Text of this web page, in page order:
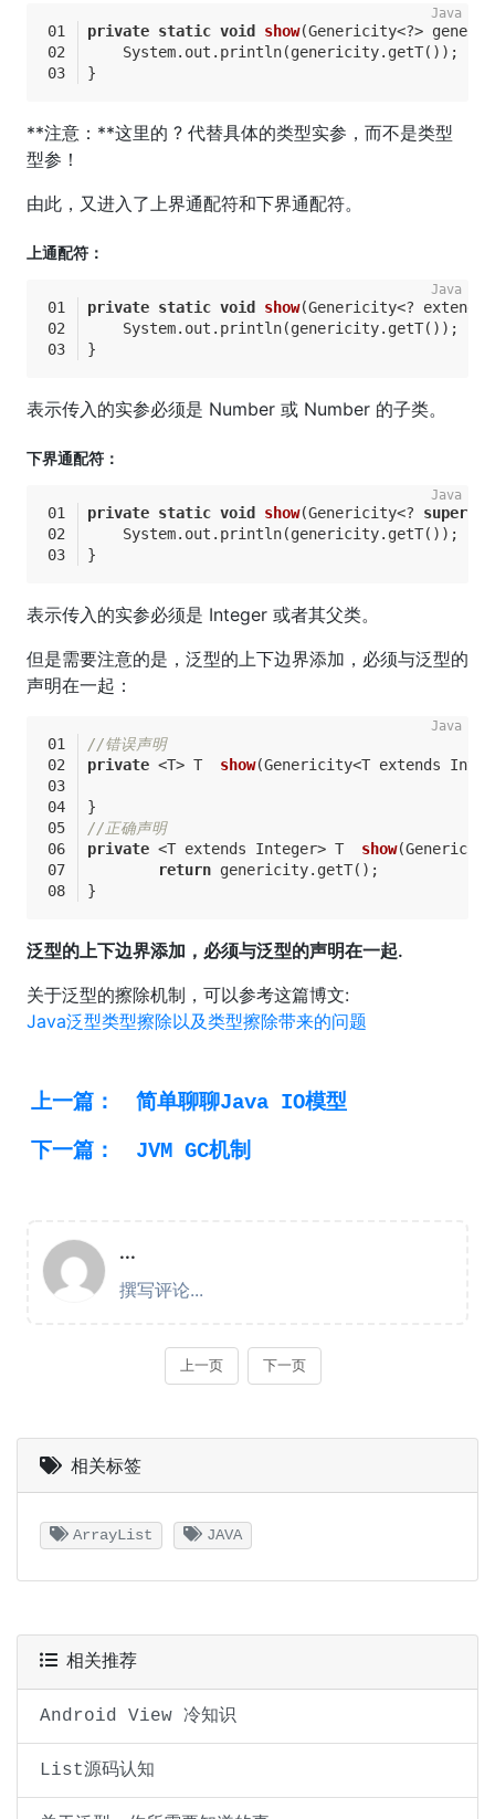
private static void show(Genericity<?>
    System.out.println(genericity.getT());
}
**注意：**这里的 ? 代替具体的类型实参，而不是类型
型参！
由此，又进入了上界通配符和下界通配符。
上通配符：
private static void show(Genericity<? extends
    System.out.println(genericity.getT());
}
表示传入的实参必须是 Number 或 Number 的子类。
下界通配符：
private static void show(Genericity<? super
    System.out.println(genericity.getT());
}
表示传入的实参必须是 Integer 或者其父类。
但是需要注意的是，泛型的上下边界添加，必须与泛型的
声明在一起：
//错误声明
private <T> T show(Genericity<T extends
}
//正确声明
private <T extends Integer> T show
return genericity.getT();
}
泛型的上下边界添加，必须与泛型的声明在一起.
关于泛型的擦除机制，可以参考这篇博文:
Java泛型类型擦除以及类型擦除带来的问题
上一篇：
简单聊聊Java IO模型
下一篇：
JVM GC机制
相关标签
ArrayList JAVA
相关推荐
Android View 冷知识
List源码认知